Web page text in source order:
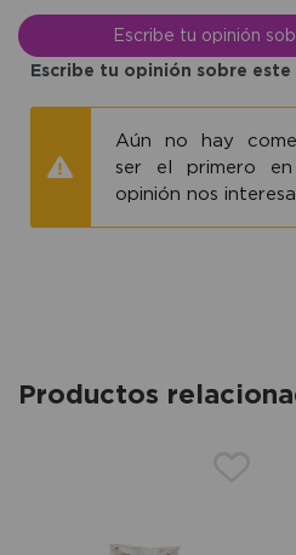
Escribe tu opinión
Escribe tu opinión sobre
Aún no hay
ser el primero en
opinión nos
Productos